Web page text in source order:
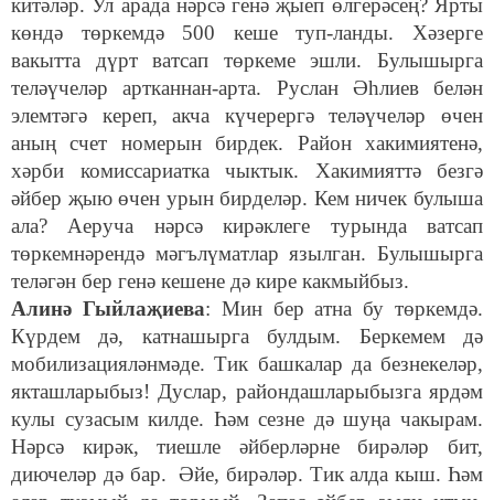
китәләр. Ул арада нәрсә генә җыеп өлгерәсең? Ярты
көндә төркемдә 500 кеше туп-ланды. Хәзерге
вакытта дүрт ватсап төркеме эшли. Булышырга
теләүчеләр артканнан-арта. Руслан Әһлиев белән
элемтәгә кереп, акча күчерергә теләүчеләр өчен
аның счет номерын бирдек. Район хакимиятенә,
хәрби комиссариатка чыктык. Хакимияттә безгә
әйбер җыю өчен урын бирделәр. Кем ничек булыша
ала? Аеруча нәрсә кирәклеге турында ватсап
төркемнәрендә мәгълүматлар язылган. Булышырга
теләгән бер генә кешене дә кире какмыйбыз.
Алинә Гыйлаҗиева: Мин бер атна бу төркемдә.
Күрдем дә, катнашырга булдым. Беркемем дә
мобилизацияләнмәде. Тик башкалар да безнекеләр,
якташларыбыз! Дуслар, райондашларыбызга ярдәм
кулы сузасым килде. Һәм сезне дә шуңа чакырам.
Нәрсә кирәк, тиешле әйберләрне бирәләр бит,
диючеләр дә бар. Әйе, бирәләр. Тик алда кыш. Һәм